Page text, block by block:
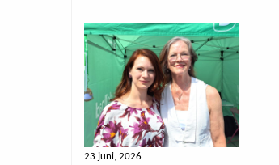
23 juni, 2026